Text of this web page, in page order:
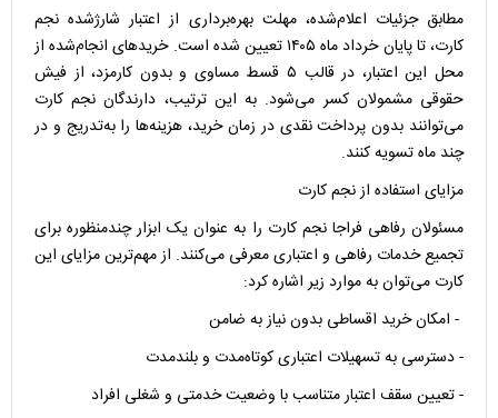
مطابق جزئیات اعلام‌شده، مهلت بهره‌برداری از اعتبار شارژشده نجم
کارت، تا پایان خرداد ماه ۱۴۰۵ تعیین شده است. خریدهای انجام‌شده از
محل این اعتبار، در قالب ۵ قسط مساوی و بدون کارمزد، از فیش
حقوقی مشمولان کسر می‌شود. به این ترتیب، دارندگان نجم کارت
می‌توانند بدون پرداخت نقدی در زمان خرید، هزینه‌ها را به‌تدریج و در
چند ماه تسویه کنند.
مزایای استفاده از نجم کارت
مسئولان رفاهی فراجا نجم کارت را به عنوان یک ابزار چندمنظوره برای
تجمیع خدمات رفاهی و اعتباری معرفی می‌کنند. از مهم‌ترین مزایای این
کارت می‌توان به موارد زیر اشاره کرد:
- امکان خرید اقساطی بدون نیاز به ضامن
- دسترسی به تسهیلات اعتباری کوتاه‌مدت و بلندمدت
- تعیین سقف اعتبار متناسب با وضعیت خدمتی و شغلی افراد